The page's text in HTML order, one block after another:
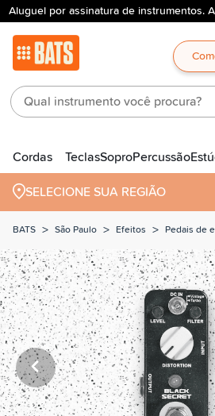
Aluguel por assinatura de instrumentos.
Cordas TeclasSoproPercussão
SELECIONE SUA REGIÃO
BATS > São Paulo > Efeitos > Pedais de